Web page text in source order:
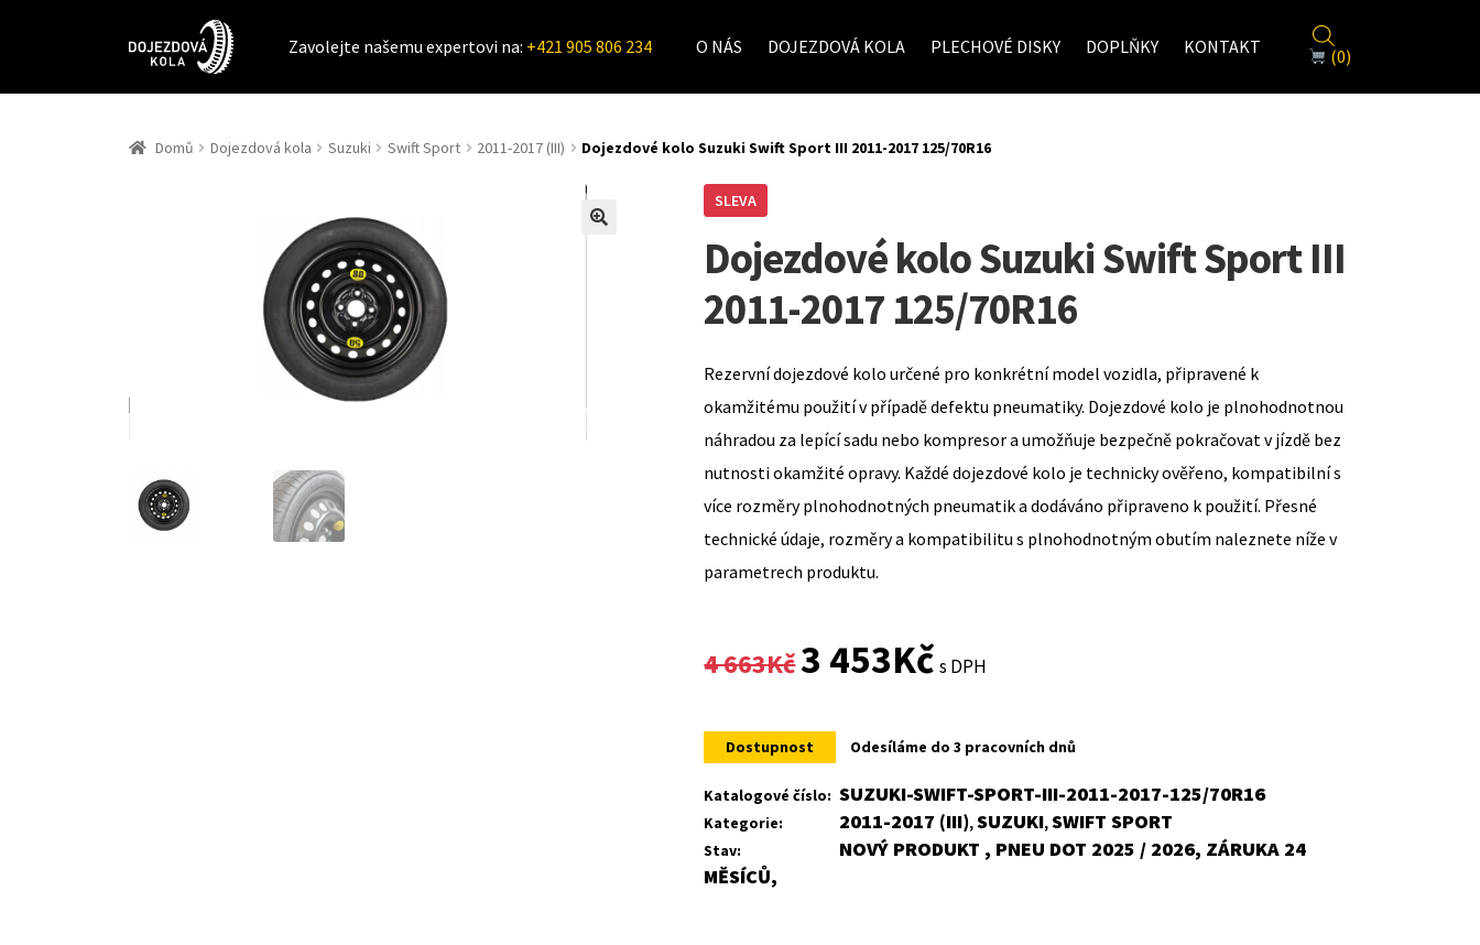
Zavolejte našemu expertovi na: +421 905 806 234 O NÁS DOJEZDOVÁ KOLA PLECHOVÉ DISKY DOPLŇKY KONTAKT (0)
Domů Dojezdová kola Suzuki Swift Sport 2011-2017 (III) Dojezdové kolo Suzuki Swift Sport III 2011-2017 125/70R16
SLEVA
Dojezdové kolo Suzuki Swift Sport III
2011-2017 125/70R16
Rezervní dojezdové kolo určené pro konkrétní model vozidla, připravené k
okamžitému použití v případě defektu pneumatiky. Dojezdové kolo je plnohodnotnou
náhradou za lepící sadu nebo kompresor a umožňuje bezpečně pokračovat v jízdě bez
nutnosti okamžité opravy. Každé dojezdové kolo je technicky ověřeno, kompatibilní s
více rozměry plnohodnotných pneumatik a dodáváno připraveno k použití. Přesné
technické údaje, rozměry a kompatibilitu s plnohodnotným obutím naleznete níže v
parametrech produktu.
4 663Kč
Original
was:
4
663Kč.
3 453KčCurrent
is:
3
453Kč.
s DPH
Dostupnost Odesíláme do 3 pracovních dnů
Katalogové číslo: SUZUKI-SWIFT-SPORT-III-2011-2017-125/70R16
Kategorie: 2011-2017 (III),SUZUKI,SWIFT SPORT
Stav:
NOVÝ PRODUKT , PNEU DOT 2025 / 2026, ZÁRUKA 24
MĚSÍCŮ,